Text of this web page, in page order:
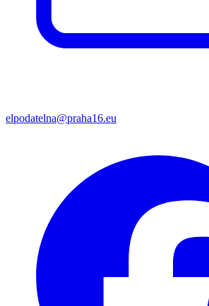
elpodatelna@praha16.eu